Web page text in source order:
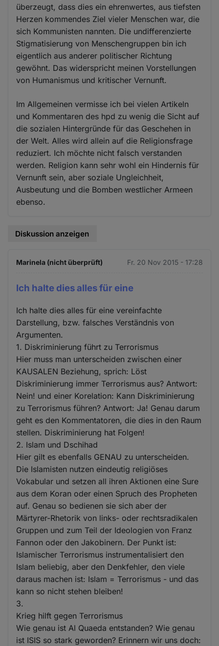
überzeugt, dass dies ein ehrenwertes, aus tiefsten
Herzen kommendes Ziel vieler Menschen war, die
sich Kommunisten nannten. Die undifferenzierte
Stigmatisierung von Menschengruppen bin ich
eigentlich aus anderer politischer Richtung
gewöhnt. Das widerspricht meinen Vorstellungen
von Humanismus und kritischer Vernunft.
Im Allgemeinen vermisse ich bei vielen Artikeln
und Kommentaren des hpd zu wenig die Sicht auf
die sozialen Hintergründe für das Geschehen in
der Welt. Alles wird allein auf die Religionsfrage
reduziert. Ich möchte nicht falsch verstanden
werden. Religion kann sehr wohl ein Hindernis für
Vernunft sein, aber soziale Ungleichheit,
Ausbeutung und die Bomben westlicher Armeen
ebenso.
Diskussion anzeigen
Marinela (nicht überprüft) Fr. 20 Nov 2015 - 17:28
Ich halte dies alles für eine
Ich halte dies alles für eine vereinfachte
Darstellung, bzw. falsches Verständnis von
Argumenten.
1. Diskriminierung führt zu Terrorismus
Hier muss man unterscheiden zwischen einer
KAUSALEN Beziehung, sprich: Löst
Diskriminierung immer Terrorismus aus? Antwort:
Nein! und einer Korelation: Kann Diskriminierung
zu Terrorismus führen? Antwort: Ja! Genau darum
geht es den Kommentatoren, die dies in den Raum
stellen. Diskriminierung hat Folgen!
2. Islam und Dschihad
Hier gilt es ebenfalls GENAU zu unterscheiden.
Die Islamisten nutzen eindeutig religiöses
Vokabular und setzen all ihren Aktionen eine Sure
aus dem Koran oder einen Spruch des Propheten
auf. Genau so bedienen sie sich aber der
Märtyrer-Rhetorik von links- oder rechtsradikalen
Gruppen und zum Teil der Ideologien von Franz
Fannon oder den Jakobinern. Der Punkt ist:
Islamischer Terrorismus instrumentalisiert den
Islam beliebig, aber den Denkfehler, den viele
daraus machen ist: Islam = Terrorismus - und das
kann so nicht stehen bleiben!
3.
Krieg hilft gegen Terrorismus
Wie genau ist Al Quaeda entstanden? Wie genau
ist ISIS so stark geworden? Erinnern wir uns doch: